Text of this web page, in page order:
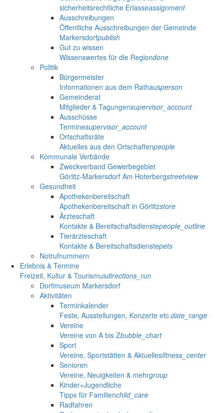
sicherheitsrechtliche Erlasseassignment
Ausschreibungen
Öffentliche Ausschreibungen der Gemeinde
Markersdorfpublish
Gut zu wissen
Wissenswertes für die Regiondone
Politik
Bürgermeister
Informationen aus dem Rathausperson
Gemeinderat
Mitglieder & Tagungensupervisor_account
Ausschüsse
Terminesupervisor_account
Ortschaftsräte
Aktuelles aus den Ortschaftenpeople
Kommunale Verbände
Zweckverband Gewerbegebiet
Görlitz-Markersdorf Am Hoterbergstreetview
Gesundheit
Apothekenbereitschaft
Apothekenbereitschaft in Görlitzstore
Ärzteschaft
Kontakte & Bereitschaftsdienstepeople_outline
Tierärzteschaft
Kontakte & Bereitschaftsdienstepets
Notrufnummern
Erlebnis & Termine
Freizeit, Kultur & Tourismusdirections_run
Dorfmuseum Markersdorf
Aktivitäten
Terminkalender
Feste, Ausstellungen, Konzerte etc.date_range
Vereine
Vereine von A bis Zbubble_chart
Sport
Vereine, Sportstätten & Aktuellesfitness_center
Senioren
Vereine, Neuigkeiten & mehrgroup
Kinder+Jugendliche
Tipps für Familienchild_care
Radfahren